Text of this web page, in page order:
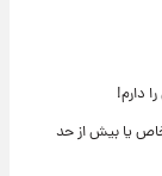
دارم!
خاص یا بیش از حد